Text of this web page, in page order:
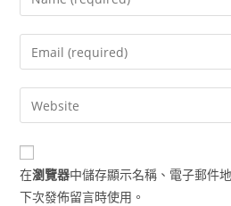
your
name
comment
Enter
your
email
address
comment
Enter
your
website
URL
(optional)
在瀏覽器中儲存顯示名稱、電子郵件
下次發佈留言時使用。